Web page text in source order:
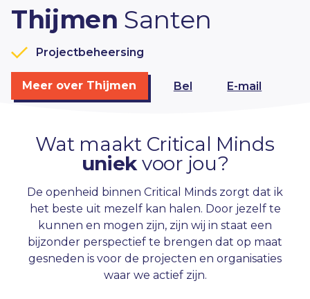
Thijmen Santen
Projectbeheersing
Meer over Thijmen Bel E-mail
Wat maakt Critical Minds
uniekvoor jou?
De openheid binnen Critical Minds zorgt dat ik
het beste uit mezelf kan halen. Door jezelf te
kunnen en mogen zijn, zijn wij in staat een
bijzonder perspectief te brengen dat op maat
gesneden is voor de projecten en organisaties
waar we actief zijn.